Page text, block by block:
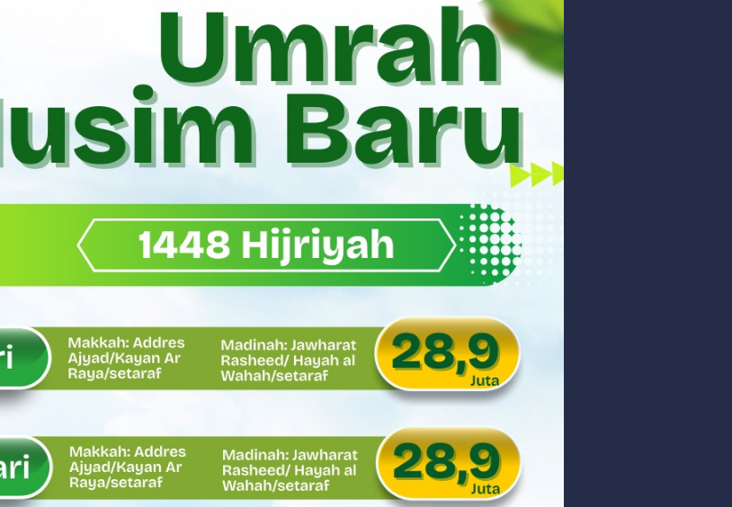
Berikan Arahan pada MTQ Nasional ke-50 Tingkat Kec. Sungai Limau
Koperasi Jadi Motor Penggerak Ekonomi Rakyat
Saleh Ajak Anak Muda Jadi Pemimpin Bangsa
Publik Pertanyakan Ketegasan Penegakan Hukum
Paska Demo, Ini Bantahan Asintel Kejati Sumbar
Ibadah kepada Tuhan Yang Maha Esa
tentang Kasus Jembatan Sikabu Padang Pariaman
dan Pendapatan
Apresiasi Dedikasi Prajurit Dukung Pembangunan Nasional